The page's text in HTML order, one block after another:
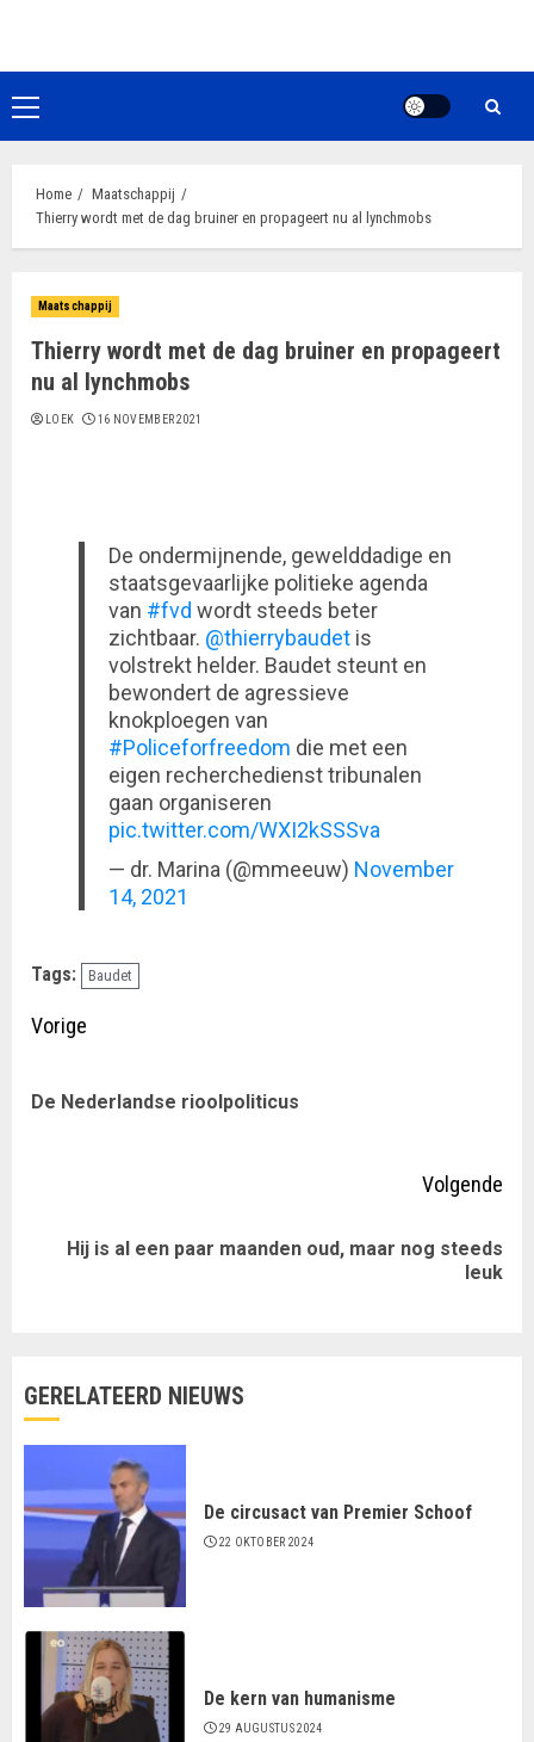
de
inhoudPrimair
menu
Home
Maatschappij
Thierry wordt met de dag bruiner en propageert nu al lynchmobs
Maatschappij
Thierry wordt met de dag bruiner en propageert
nu al lynchmobs
LOEK 16 NOVEMBER 2021
De ondermijnende, gewelddadige en
staatsgevaarlijke politieke agenda
van #fvd wordt steeds beter
zichtbaar. @thierrybaudet is
volstrekt helder. Baudet steunt en
bewondert de agressieve
knokploegen van
#Policeforfreedom die met een
eigen recherchedienst tribunalen
gaan organiseren
pic.twitter.com/WXI2kSSSva
— dr. Marina (@mmeeuw) November
14, 2021
Tags: Baudet
Doorgaan
lezen
Vorige
De Nederlandse rioolpoliticus
Volgende
Volgende
Hij is al een paar maanden oud, maar nog steeds
leuk
GERELATEERD NIEUWS
De circusact van Premier Schoof
22 OKTOBER 2024
De kern van humanisme
29 AUGUSTUS 2024